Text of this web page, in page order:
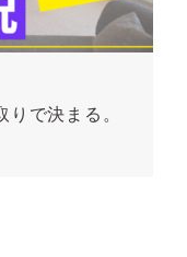
りで決まる。